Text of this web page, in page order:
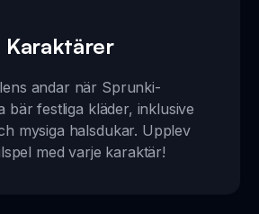
andar när Sprunki-
bär festliga kläder, inklusive
mysiga halsdukar. Upplev
med varje karaktär!